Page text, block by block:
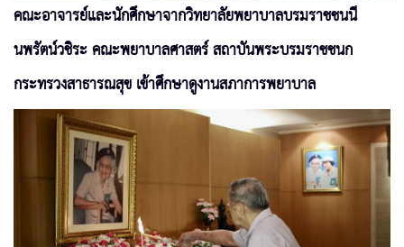
คณะอาจารย์และนักศึกษาจากวิทยาลัยพยาบาลบรมราชชนนี
นพรัตน์วชิระ คณะพยาบาลศาสตร์ สถาบันพระบรมราชชนก
กระทรวงสาธารณสุข เข้าศึกษาดูงานสภาการพยาบาล